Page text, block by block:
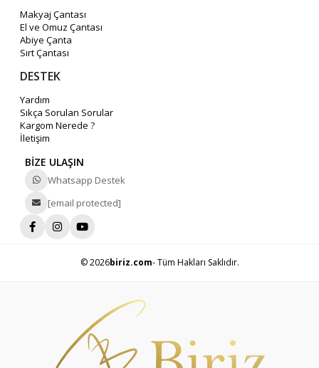
Makyaj Çantası
El ve Omuz Çantası
Abiye Çanta
Sırt Çantası
DESTEK
Yardım
Sıkça Sorulan Sorular
Kargom Nerede ?
İletişim
BİZE ULAŞIN
Whatsapp Destek
[email protected]
© 2026biriz.com- Tüm Hakları Saklıdır.